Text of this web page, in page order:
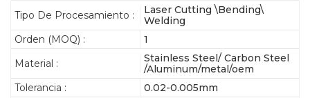
Tipo De Procesamiento :
Laser Cutting \Bending\
Welding
Orden (MOQ) :
1
Material :
Stainless Steel/ Carbon Steel
/Aluminum/metal/oem
Tolerancia :
0.02-0.005mm